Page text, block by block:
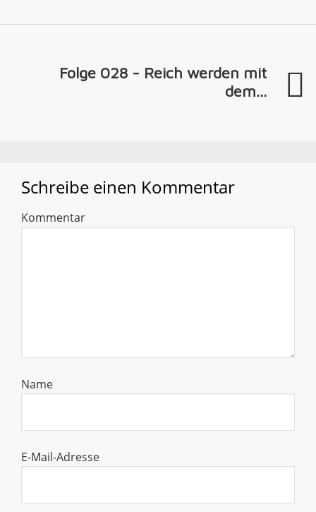
Folge 028 - Reich werden mit
dem...
Schreibe einen Kommentar
Kommentar
Name
E-Mail-Adresse